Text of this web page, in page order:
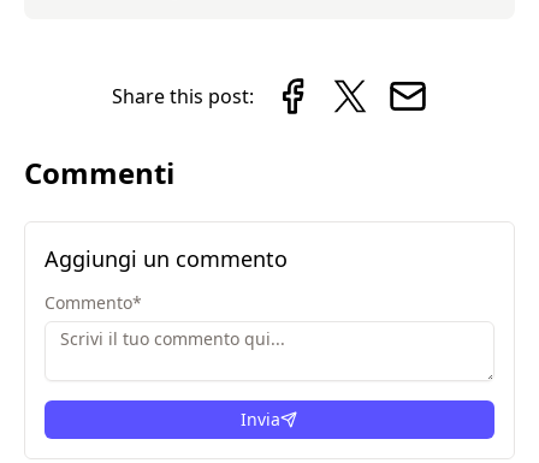
Share this post:
Commenti
Aggiungi un commento
Commento*
Invia